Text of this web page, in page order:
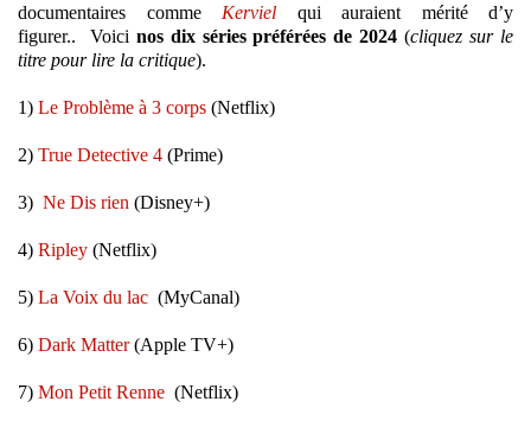
documentaires comme Kerviel qui auraient mérité d’y
figurer.. Voici nos dix séries préférées de 2024 (cliquez sur le
titre pour lire la critique).
1) Le Problème à 3 corps (Netflix)
2) True Detective 4 (Prime)
3) Ne Dis rien (Disney+)
4) Ripley (Netflix)
5) La Voix du lac (MyCanal)
6) Dark Matter(Apple TV+)
7) Mon Petit Renne (Netflix)